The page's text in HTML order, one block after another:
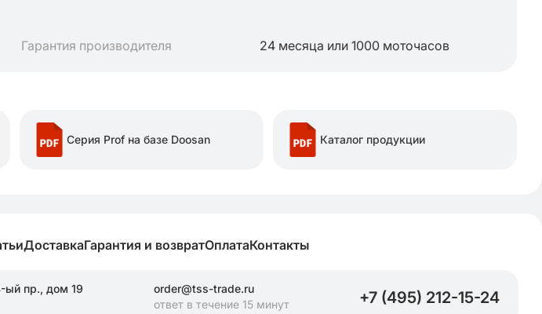
Гарантия производителя 24 месяца или 1000 моточасов
Серия Prof на базе Doosan Каталог продукции
ДоставкаГарантия и возвратОплатаКонтакты
ый пр., дом 19
order@tss-trade.ru
ответ в течение 15 минут
+7 (495) 212-15-24